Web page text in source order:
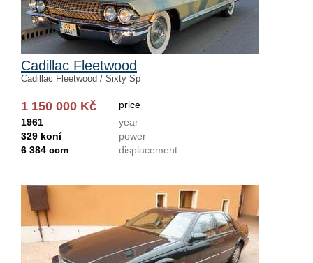
Cadillac Fleetwood
Cadillac Fleetwood / Sixty Sp
1 150 000 Kč
price
1961
year
329 koní
power
6 384 ccm
displacement